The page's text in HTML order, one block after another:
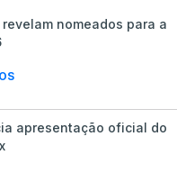
revelam nomeados para a
apresentação oficial do